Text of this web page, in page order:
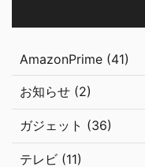
AmazonPrime (41)
お知らせ (2)
ガジェット (36)
テレビ (11)